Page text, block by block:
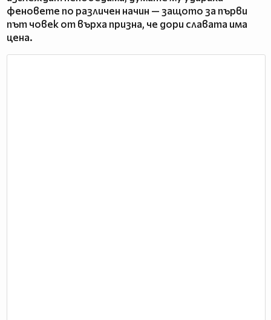
феновете по различен начин — защото за първи
път човек от върха призна, че дори славата има
цена.